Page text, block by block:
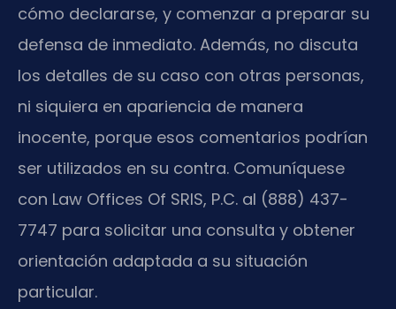
cómo declararse, y comenzar a preparar su
defensa de inmediato. Además, no discuta
los detalles de su caso con otras personas,
ni siquiera en apariencia de manera
inocente, porque esos comentarios podrían
ser utilizados en su contra. Comuníquese
con Law Offices Of SRIS, P.C. al (888) 437-
7747 para solicitar una consulta y obtener
orientación adaptada a su situación
particular.